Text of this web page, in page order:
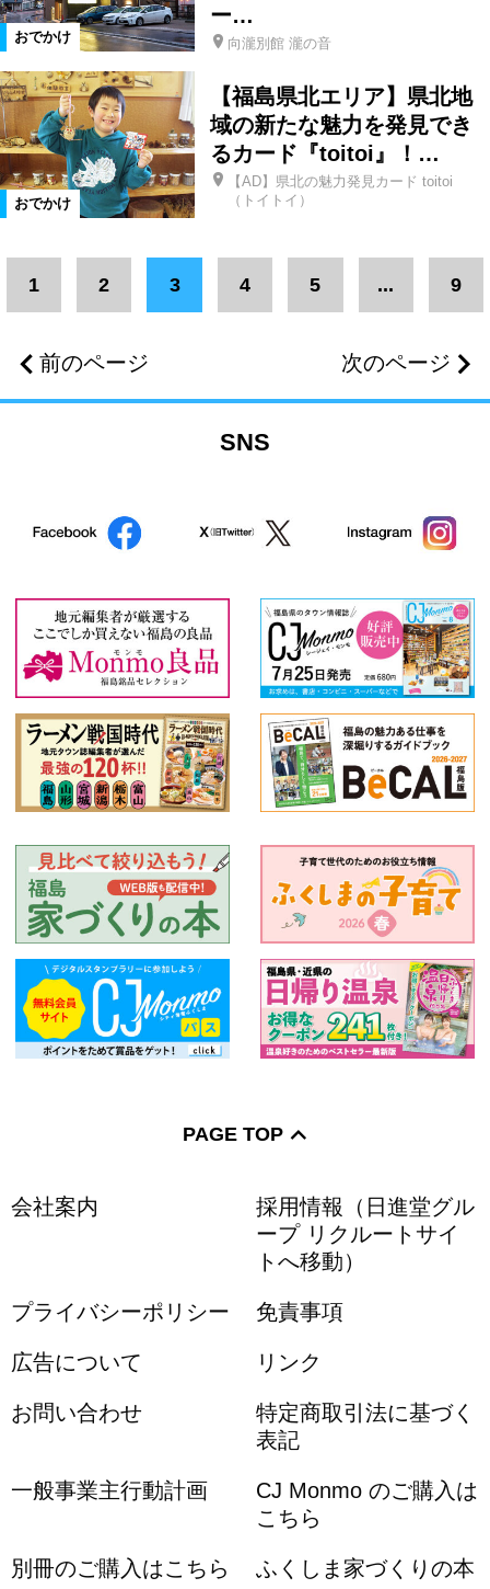
スキー・スノボ デート
絞り込む
おでかけ
ー…
向瀧別館 瀧の音
おでかけ
【福島県北エリア】県北地
域の新たな魅力を発見でき
るカード『toitoi』！…
【AD】県北の魅力発見カード toitoi
（トイトイ）
前のページ
1 2 3 4 5 ... 9
次のページ
SNS
PAGE TOP
会社案内
採用情報（日進堂グル
ープ リクルートサイ
トへ移動）
プライバシーポリシー 免責事項
広告について リンク
お問い合わせ
特定商取引法に基づく
表記
一般事業主行動計画
CJ Monmo のご購入は
こちら
別冊のご購入はこちら ふくしま家づくりの本